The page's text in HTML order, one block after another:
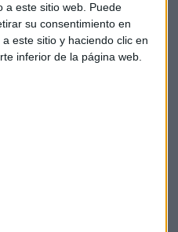
a este sitio web. Puede
su consentimiento en
este sitio y haciendo clic en
inferior de la página web.